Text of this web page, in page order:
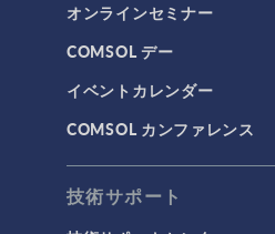
オンラインセミナー
COMSOL デー
イベントカレンダー
COMSOL カンファレンス
技術サポート